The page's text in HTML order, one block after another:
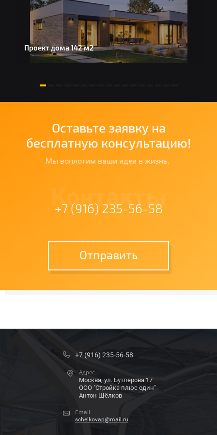
Проект дома 142 м2
Оставьте заявку на
бесплатную консультацию!
Мы воплотим ваши идеи в жизнь.
Контакты
+7 (916) 235-56-58
Отправить
+7 (916) 235-56-58
Адрес:
Москва, ул. Бутлерова 17
ООО "Стройка плюс один"
Антон Щёлков
Email:
schelkovap@mail.ru